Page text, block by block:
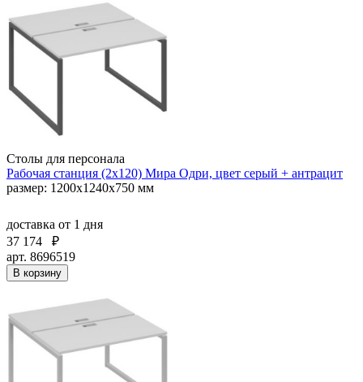
Столы для персонала
Рабочая станция (2х120) Мира Одри, цвет серый + антрацит
размер: 1200x1240x750 мм
доставка от 1 дня
37 174
₽
арт. 8696519
В корзину